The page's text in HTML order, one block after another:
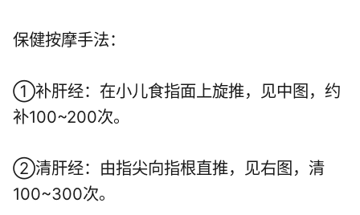
保健按摩手法：
①补肝经：在小儿食指面上旋推，见中图，约
补100~200次。
②清肝经：由指尖向指根直推，见右图，清
100~300次。